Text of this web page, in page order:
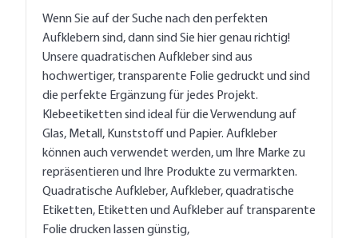
Wenn Sie auf der Suche nach den perfekten
Aufklebern sind, dann sind Sie hier genau richtig!
Unsere quadratischen Aufkleber sind aus
hochwertiger, transparente Folie gedruckt und sind
die perfekte Ergänzung für jedes Projekt.
Klebeetiketten sind ideal für die Verwendung auf
Glas, Metall, Kunststoff und Papier. Aufkleber
können auch verwendet werden, um Ihre Marke zu
repräsentieren und Ihre Produkte zu vermarkten.
Quadratische Aufkleber, Aufkleber, quadratische
Etiketten, Etiketten und Aufkleber auf transparente
Folie drucken lassen günstig,